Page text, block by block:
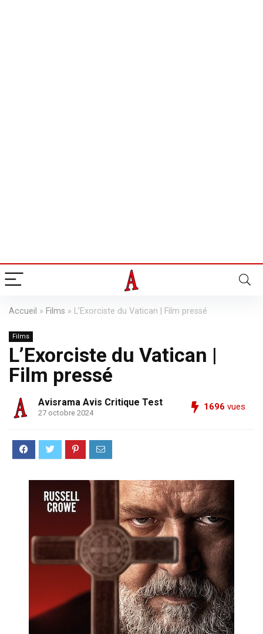
Accueil » Films » L’Exorciste du Vatican | Film pressé
Films
L’Exorciste du Vatican |
Film pressé
Avisrama Avis Critique Test
27 octobre 2024
1696 vues